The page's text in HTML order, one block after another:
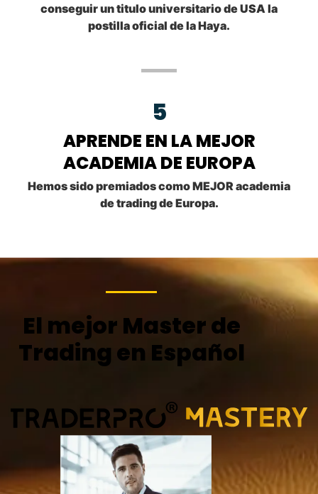
conseguir un titulo universitario de USA la
postilla oficial de la Haya.
5
APRENDE EN LA MEJOR
ACADEMIA DE EUROPA
Hemos sido premiados como MEJOR academia
de trading de Europa.
El mejor Master de
Trading en Español